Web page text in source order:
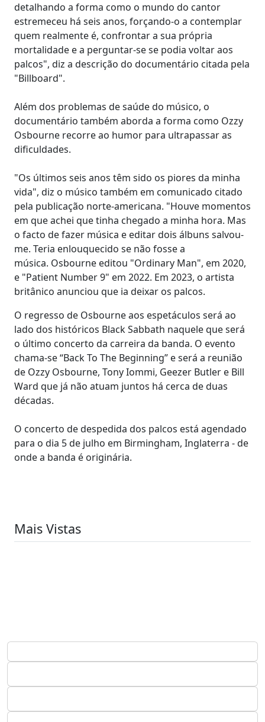
detalhando a forma como o mundo do cantor
estremeceu há seis anos, forçando-o a contemplar
quem realmente é, confrontar a sua própria
mortalidade e a perguntar-se se podia voltar aos
palcos", diz a descrição do documentário citada pela
"Billboard".
Além dos problemas de saúde do músico, o
documentário também aborda a forma como Ozzy
Osbourne recorre ao humor para ultrapassar as
dificuldades.
"Os últimos seis anos têm sido os piores da minha
vida", diz o músico também em comunicado citado
pela publicação norte-americana. "Houve momentos
em que achei que tinha chegado a minha hora. Mas
o facto de fazer música e editar dois álbuns salvou-
me. Teria enlouquecido se não fosse a
música. Osbourne editou "Ordinary Man", em 2020,
e "Patient Number 9" em 2022. Em 2023, o artista
britânico anunciou que ia deixar os palcos.
O regresso de Osbourne aos espetáculos será ao
lado dos históricos Black Sabbath naquele que será
o último concerto da carreira da banda. O evento
chama-se “Back To The Beginning” e será a reunião
de Ozzy Osbourne, Tony Iommi, Geezer Butler e Bill
Ward que já não atuam juntos há cerca de duas
décadas.
O concerto de despedida dos palcos está agendado
para o dia 5 de julho em Birmingham, Inglaterra - de
onde a banda é originária.
Mais Vistas